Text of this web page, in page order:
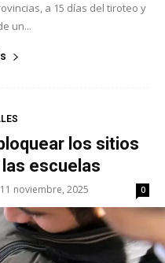
a 15 días del tiroteo y
un...
los sitios
escuelas
11 noviembre, 2025 0